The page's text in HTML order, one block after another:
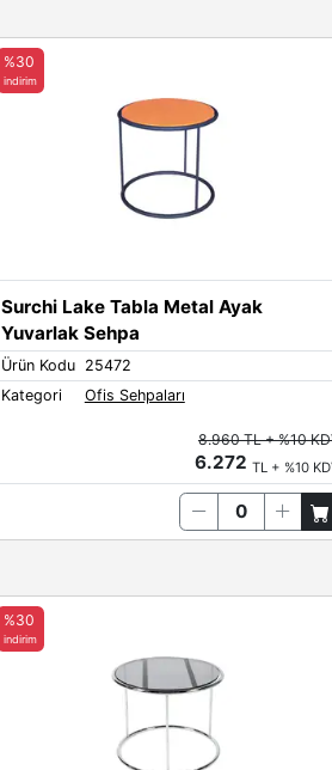
Surchi Lake Tabla Metal Ayak
Yuvarlak Sehpa
Ürün Kodu
25472
Kategori
Ofis Sehpaları
%30
indirim
8.960 TL + %10
6.272 TL + %10
%30
indirim